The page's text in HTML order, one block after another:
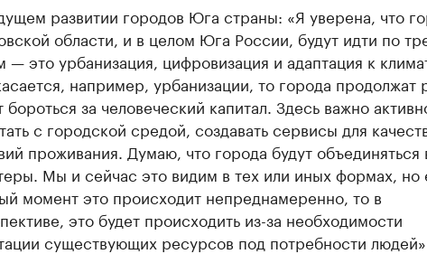
развитии городов Юга страны: «Я уверена, что
области, и в целом Юга России, будут идти по
— это урбанизация, цифровизация и адаптация к
например, урбанизации, то города продолжат
бороться за человеческий капитал. Здесь важно
с городской средой, создавать сервисы для
проживания. Думаю, что города будут объединяться
Мы и сейчас это видим в тех или иных формах, но
момент это происходит непреднамеренно, то в
это будет происходить из-за необходимости
существующих ресурсов под потребности людей».